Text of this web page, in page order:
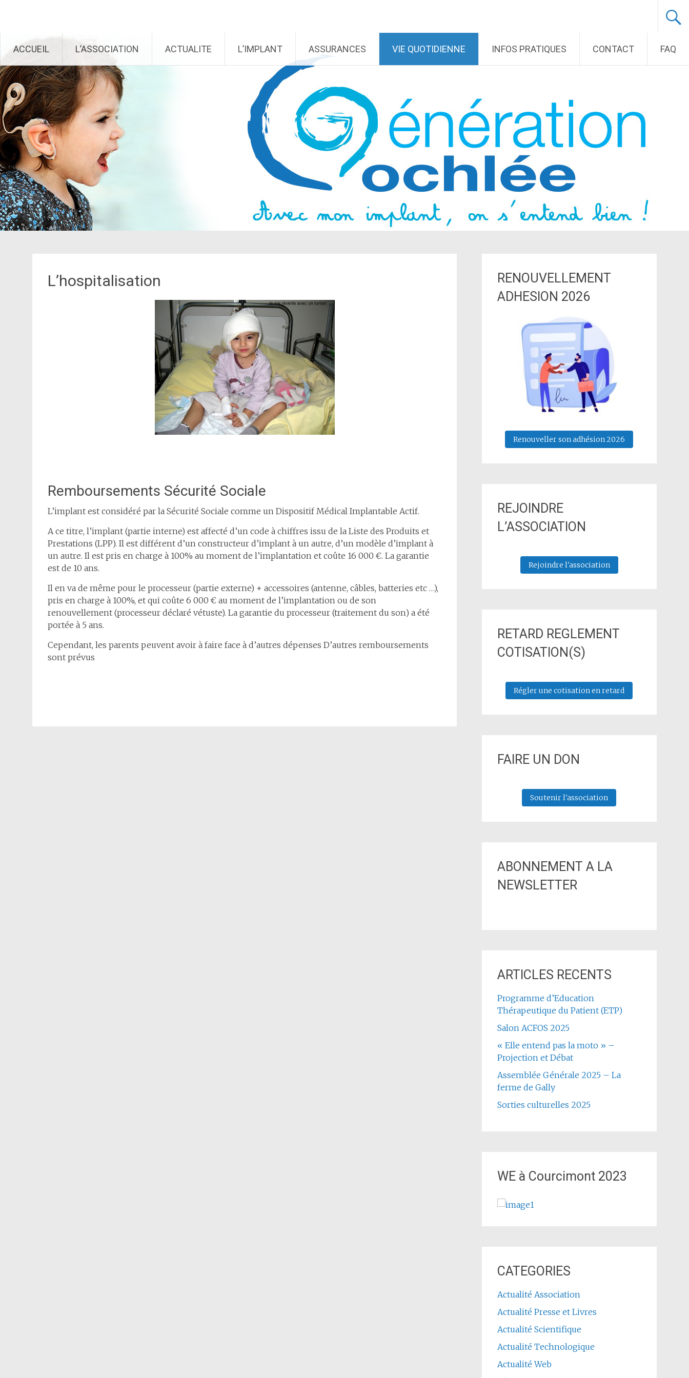
Aller au contenu principal
ACCUEIL L’ASSOCIATION ACTUALITE L’IMPLANT ASSURANCES VIE QUOTIDIENNE INFOS PRATIQUES CONTACT FAQ
L’hospitalisation
Remboursements Sécurité Sociale
L’implant est considéré par la Sécurité Sociale comme un Dispositif Médical Implantable Actif.
A ce titre, l’implant (partie interne) est affecté d’un code à chiffres issu de la Liste des Produits et
Prestations (LPP). Il est différent d’un constructeur d’implant à un autre, d’un modèle d’implant à
un autre. Il est pris en charge à 100% au moment de l’implantation et coûte 16 000 €. La garantie
est de 10 ans.
Il en va de même pour le processeur (partie externe) + accessoires (antenne, câbles, batteries etc …),
pris en charge à 100%, et qui coûte 6 000 € au moment de l’implantation ou de son
renouvellement (processeur déclaré vétuste). La garantie du processeur (traitement du son) a été
portée à 5 ans.
Cependant, les parents peuvent avoir à faire face à d’autres dépenses D’autres remboursements
sont prévus
RENOUVELLEMENT
ADHESION 2026
Renouveller son adhésion 2026
REJOINDRE
L’ASSOCIATION
Rejoindre l'association
RETARD REGLEMENT
COTISATION(S)
Régler une cotisation en retard
FAIRE UN DON
Soutenir l'association
ABONNEMENT A LA
NEWSLETTER
ARTICLES RECENTS
Programme d’Education
Thérapeutique du Patient (ETP)
Salon ACFOS 2025
« Elle entend pas la moto » –
Projection et Débat
Assemblée Générale 2025 – La
ferme de Gally
Sorties culturelles 2025
WE à Courcimont 2023
CATEGORIES
Actualité Association
Actualité Presse et Livres
Actualité Scientifique
Actualité Technologique
Actualité Web